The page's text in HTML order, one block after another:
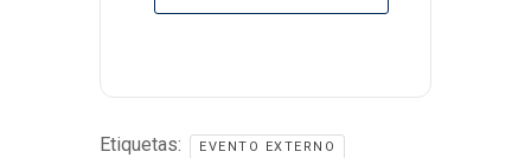
Etiquetas: EVENTO EXTERNO